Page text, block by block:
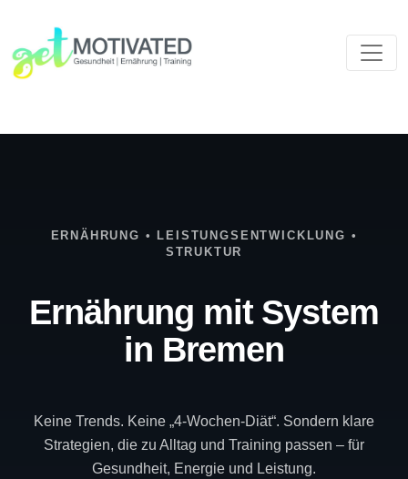
ERNÄHRUNG • LEISTUNGSENTWICKLUNG •
STRUKTUR
Ernährung mit System
in Bremen
Keine Trends. Keine „4-Wochen-Diät“. Sondern klare
Strategien, die zu Alltag und Training passen – für
Gesundheit, Energie und Leistung.